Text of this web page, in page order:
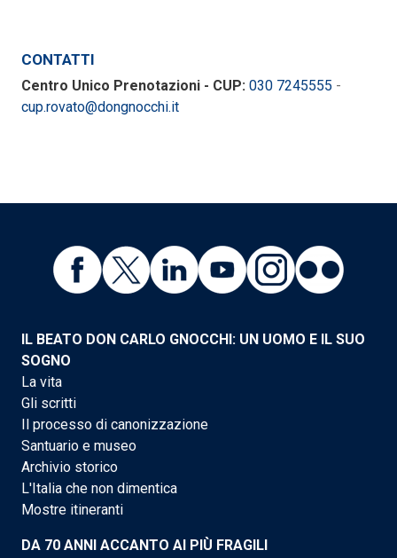
CONTATTI
Centro Unico Prenotazioni - CUP: 030 7245555 -
cup.rovato@dongnocchi.it
IL BEATO DON CARLO GNOCCHI: UN UOMO E IL SUO
SOGNO
La vita
Gli scritti
Il processo di canonizzazione
Santuario e museo
Archivio storico
L'Italia che non dimentica
Mostre itineranti
DA 70 ANNI ACCANTO AI PIÙ FRAGILI